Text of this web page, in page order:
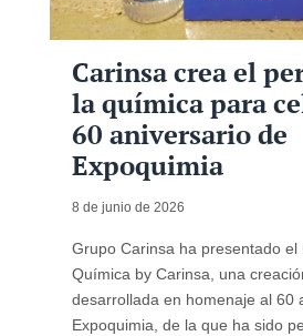
Carinsa crea el
la química para
60 aniversario de
Expoquimia
8 de junio de 2026
Grupo Carinsa ha presentado el
Química by Carinsa, una
desarrollada en homenaje al 60
Expoquimia, de la que ha sido